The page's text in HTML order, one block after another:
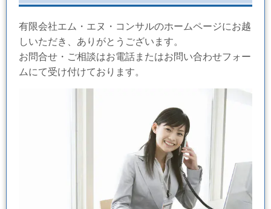
有限会社エム・エヌ・コンサルのホームページにお越
しいただき、ありがとうございます。
お問合せ・ご相談はお電話またはお問い合わせフォー
ムにて受け付けております。